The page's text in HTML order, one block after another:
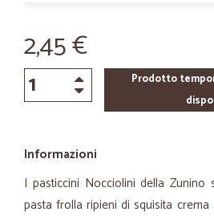
2,45 €
Prodotto
Informazioni
I pasticcini Nocciolini della Zunino
pasta frolla ripieni di squisita